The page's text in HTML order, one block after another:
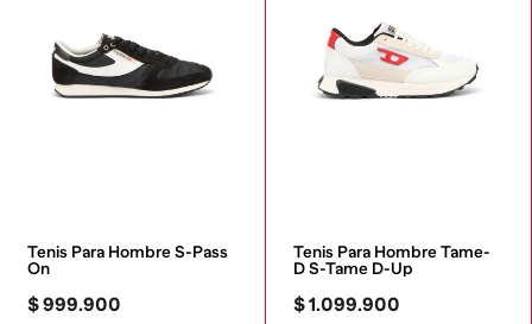
Tenis Para Hombre S-Pass
On
$999.900
Tenis Para Hombre Tame-
D S-Tame D-Up
$1.099.900